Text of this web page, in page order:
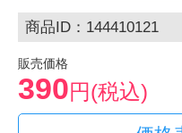
商品ID：144410121
販売価格
390円(税込)